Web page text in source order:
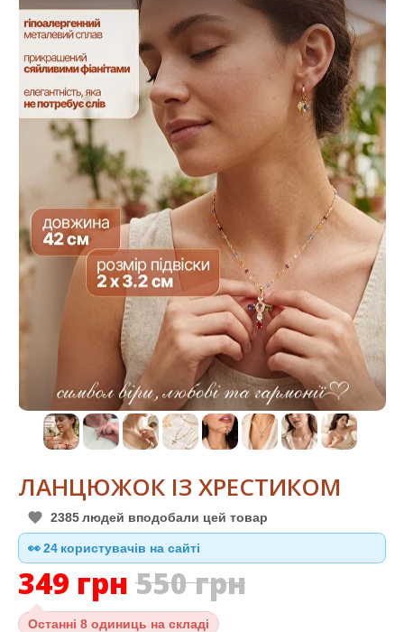
ЛАНЦЮЖОК ІЗ ХРЕСТИКОМ
2385 людей вподобали цей товар
👀24 користувачів на сайті
349 грн 550грн
Останні 8 одиниць на складі